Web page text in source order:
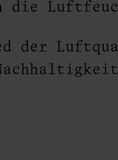
die
der